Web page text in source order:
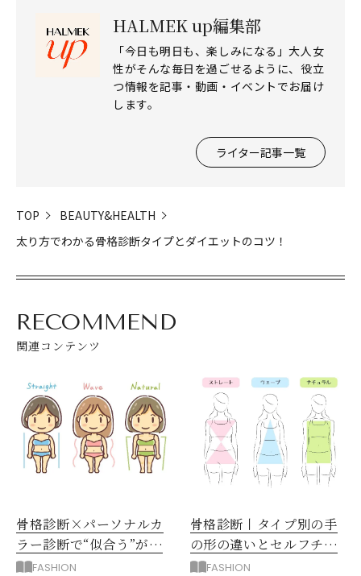
HALMEK up編集部
「今日も明日も、楽しみになる」大人女
性がそんな毎日を過ごせるように、役立
つ情報を記事・動画・イベントでお届け
します。
ライター記事一覧
TOP
BEAUTY&HEALTH
太り方でわかる骨格診断タイプとダイエットのコツ！
RECOMMEND
関連コンテンツ
骨格診断×パーソナルカ
ラー診断で“似合う”がわ
かるFASHION
骨格診断丨タイプ別の手
の形の違いとセルフチェ
ック法
FASHION